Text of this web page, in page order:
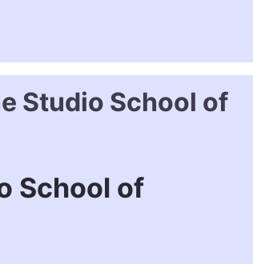
Studio School of
School of